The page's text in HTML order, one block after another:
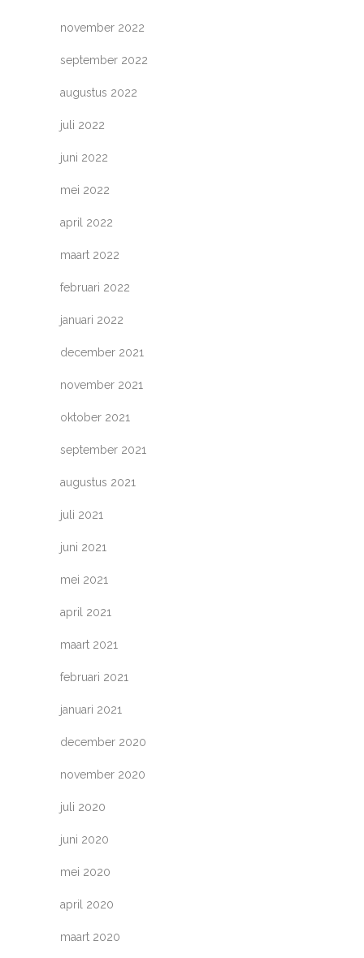
november 2022
september 2022
augustus 2022
juli 2022
juni 2022
mei 2022
april 2022
maart 2022
februari 2022
januari 2022
december 2021
november 2021
oktober 2021
september 2021
augustus 2021
juli 2021
juni 2021
mei 2021
april 2021
maart 2021
februari 2021
januari 2021
december 2020
november 2020
juli 2020
juni 2020
mei 2020
april 2020
maart 2020